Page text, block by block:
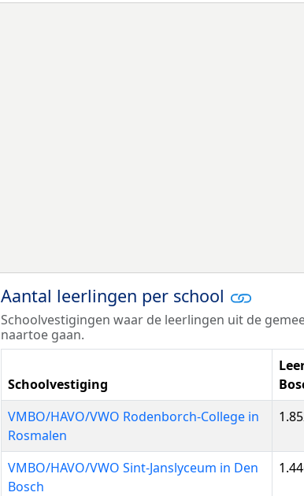
Aantal leerlingen per school
Schoolvestigingen waar de leerlingen uit de
naartoe gaan.
Schoolvestiging
VMBO/HAVO/VWO Rodenborch-College in
Rosmalen
VMBO/HAVO/VWO Sint-Janslyceum in Den
Bosch